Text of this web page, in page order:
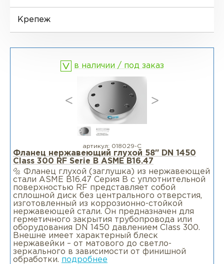
Отводы EN 10253-4
Отводы MSS SP-75
Переходы DIN 2616-1
Переходы DIN 2616-2
Ниппели
Втулки
Крепеж
в наличии / под заказ
артикул: 018029-С
Фланец нержавеющий глухой 58" DN 1450
Class 300 RF Serie B ASME B16.47
🔩 Фланец глухой (заглушка) из нержавеющей
стали ASME B16.47 Серия B c уплотнительной
поверхностью RF представляет собой
сплошной диск без центрального отверстия,
изготовленный из коррозионно-стойкой
нержавеющей стали. Он предназначен для
герметичного закрытия трубопровода или
оборудования DN 1450 давлением Class 300.
Внешне имеет характерный блеск
нержавейки – от матового до светло-
зеркального в зависимости от финишной
обработки. подробнее